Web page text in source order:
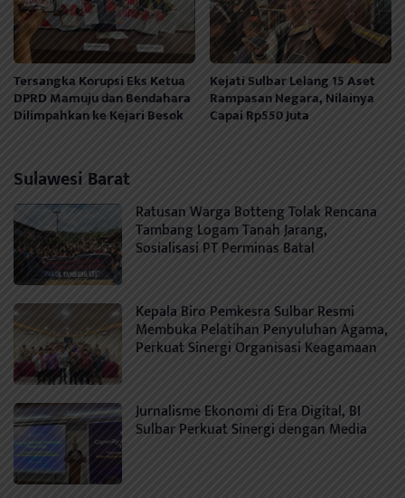
Tersangka Korupsi Eks Ketua
DPRD Mamuju dan Bendahara
Dilimpahkan ke Kejari Besok
Kejati Sulbar Lelang 15 Aset
Rampasan Negara, Nilainya
Capai Rp550 Juta
Sulawesi Barat
Ratusan Warga Botteng Tolak Rencana
Tambang Logam Tanah Jarang,
Sosialisasi PT Perminas Batal
Kepala Biro Pemkesra Sulbar Resmi
Membuka Pelatihan Penyuluhan Agama,
Perkuat Sinergi Organisasi Keagamaan
Jurnalisme Ekonomi di Era Digital, BI
Sulbar Perkuat Sinergi dengan Media